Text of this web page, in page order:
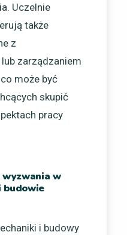
Uczelnie
także
z
zarządzaniem
może być
skupić
pracy
wyzwania w
budowie
i budowy